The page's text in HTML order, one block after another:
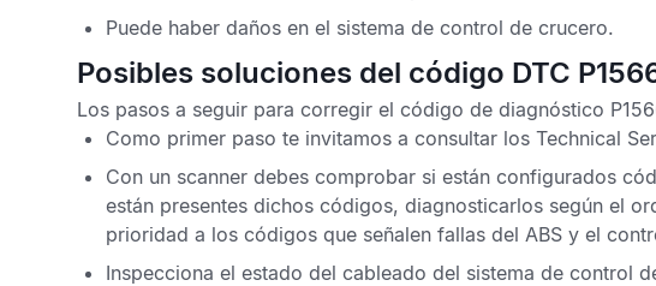
Puede haber daños en el sistema de control de crucero.
Posibles soluciones del código DTC
Los pasos a seguir para corregir el código de diagnóstico
Como primer paso te invitamos a consultar los Technical
Con un scanner debes comprobar si están configurados
están presentes dichos códigos, diagnosticarlos según el
prioridad a los códigos que señalen fallas del ABS y el
Inspecciona el estado del cableado del sistema de control